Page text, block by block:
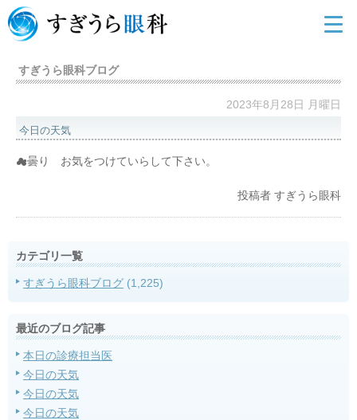
すぎうら眼科ブログ
2023年8月28日 月曜日
今日の天気
☁曇り お気をつけていらして下さい。
投稿者 すぎうら眼科
カテゴリ一覧
すぎうら眼科ブログ (1,225)
最近のブログ記事
本日の診療担当医
今日の天気
今日の天気
今日の天気